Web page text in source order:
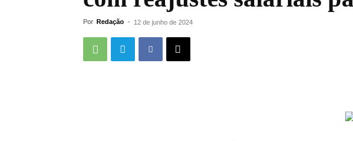
Por Redação - 12 de junho de 2024